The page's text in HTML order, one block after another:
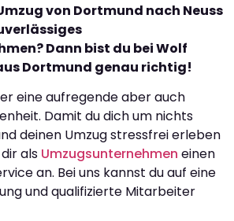
von Dortmund nach Neuss
Dann bist du bei Wolf
Dortmund genau richtig!
eine aufregende aber auch
Damit du dich um nichts
deinen Umzug stressfrei erleben
als Umzugsunternehmen einen
an. Bei uns kannst du auf eine
und qualifizierte Mitarbeiter